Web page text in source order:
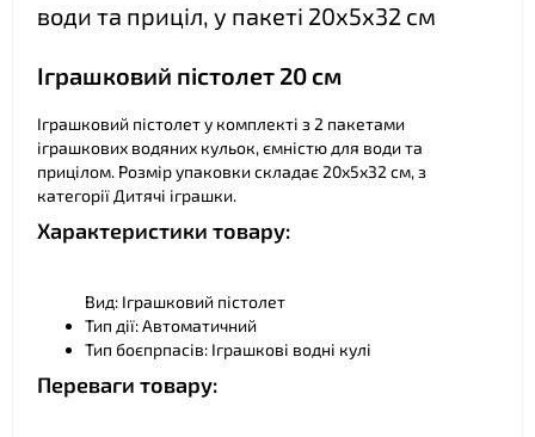
води та приціл, у пакеті 20х5х32 см
Іграшковий пістолет 20 см
Іграшковий пістолет у комплекті з 2 пакетами
іграшкових водяних кульок, ємністю для води та
прицілом. Розмір упаковки складає 20х5х32 см, з
категорії Дитячі іграшки.
Характеристики товару:
Вид: Іграшковий пістолет
Тип дії: Автоматичний
Тип боєпрпасів: Іграшкові водні кулі
Переваги товару: